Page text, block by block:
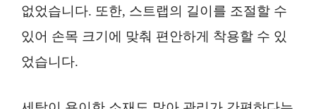
없었습니다. 또한, 스트랩의 길이를 조절할 수
있어 손목 크기에 맞춰 편안하게 착용할 수 있
었습니다.